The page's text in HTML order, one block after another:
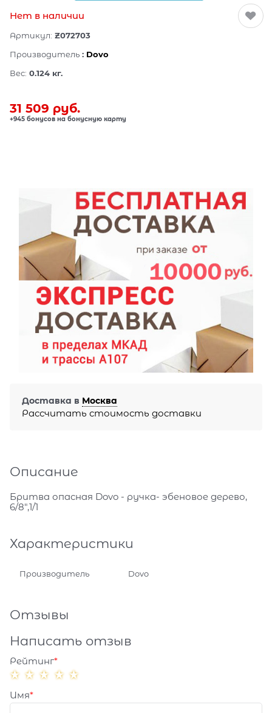
Нет в наличии
Артикул: Z072703
Производитель : Dovo
Вес: 0.124 кг.
31 509 руб.
+945 бонусов на бонусную карту
Доставка в Москва
Рассчитать стоимость доставки
Описание
Бритва опасная Dovo - ручка- эбеновое дерево,
6/8",1/1
Характеристики
Производитель Dovo
Отзывы
Написать отзыв
Рейтинг
Имя